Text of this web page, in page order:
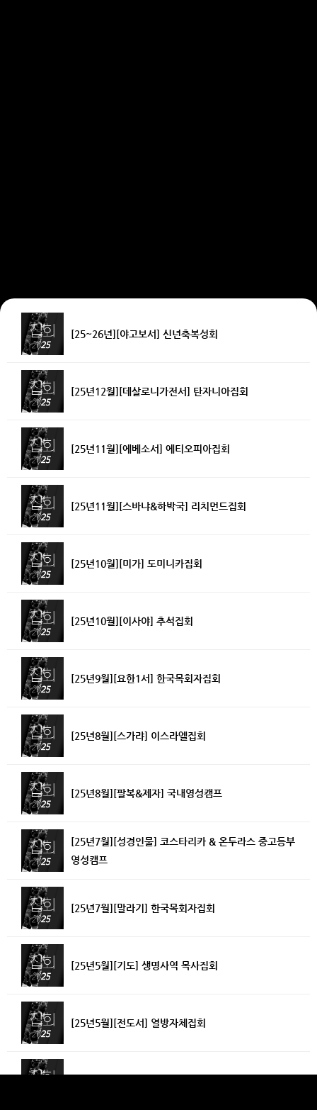
[25~26년][야고보서] 신년축복성회
[25년12월][데살로니가전서] 탄자니아집회
[25년11월][에베소서] 에티오피아집회
[25년11월][스바냐&하박국] 리치먼드집회
[25년10월][미가] 도미니카집회
[25년10월][이사야] 추석집회
[25년9월][요한1서] 한국목회자집회
[25년8월][스가랴] 이스라엘집회
[25년8월][팔복&제자] 국내영성캠프
[25년7월][성경인물] 코스타리카 & 온두라스 중고등부
영성캠프
[25년7월][말라기] 한국목회자집회
[25년5월][기도] 생명사역 목사집회
[25년5월][전도서] 열방자체집회